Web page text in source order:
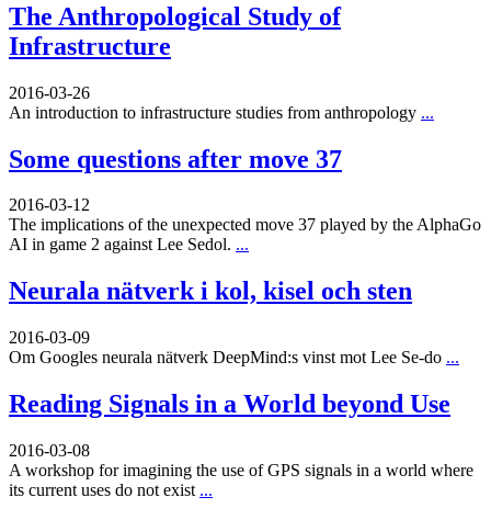
The Anthropological Study of
Infrastructure
2016-03-26
An introduction to infrastructure studies from anthropology ...
Some questions after move 37
2016-03-12
The implications of the unexpected move 37 played by the AlphaGo
AI in game 2 against Lee Sedol. ...
Neurala nätverk i kol, kisel och sten
2016-03-09
Om Googles neurala nätverk DeepMind:s vinst mot Lee Se-do ...
Reading Signals in a World beyond Use
2016-03-08
A workshop for imagining the use of GPS signals in a world where
its current uses do not exist ...